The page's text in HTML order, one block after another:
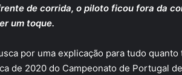
de corrida, o piloto ficou fora da
um toque.
por uma explicação para tudo quanto
de 2020 do Campeonato de Portugal